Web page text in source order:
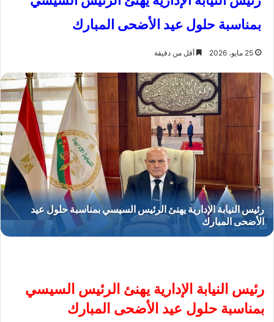
بمناسبة حلول عيد الأضحى المبارك
25 مايو، 2026 أقل من دقيقة
السيسي
رئيس النيابة الإدارية يهنئ الرئيس السيسي
بمناسبة حلول عيد الأضحى المبارك